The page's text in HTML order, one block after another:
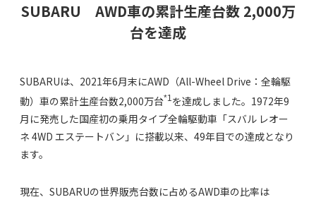
SUBARU AWD車の累計生産台数 2,000万
台を達成
SUBARUは、2021年6月末にAWD（All-Wheel Drive：全輪駆
動）車の累計生産台数2,000万台*1 を達成しました。1972年9
月に発売した国産初の乗用タイプ全輪駆動車「スバル レオー
ネ 4WD エステートバン」に搭載以来、49年目での達成となり
ます。
現在、SUBARUの世界販売台数に占めるAWD車の比率は